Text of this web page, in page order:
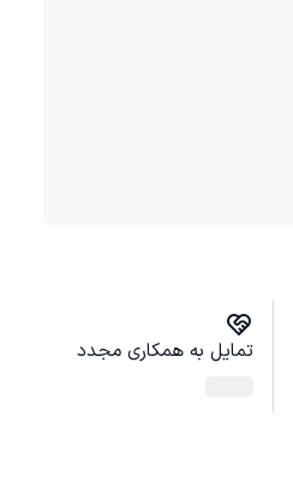
تمایل به همکاری مجدد